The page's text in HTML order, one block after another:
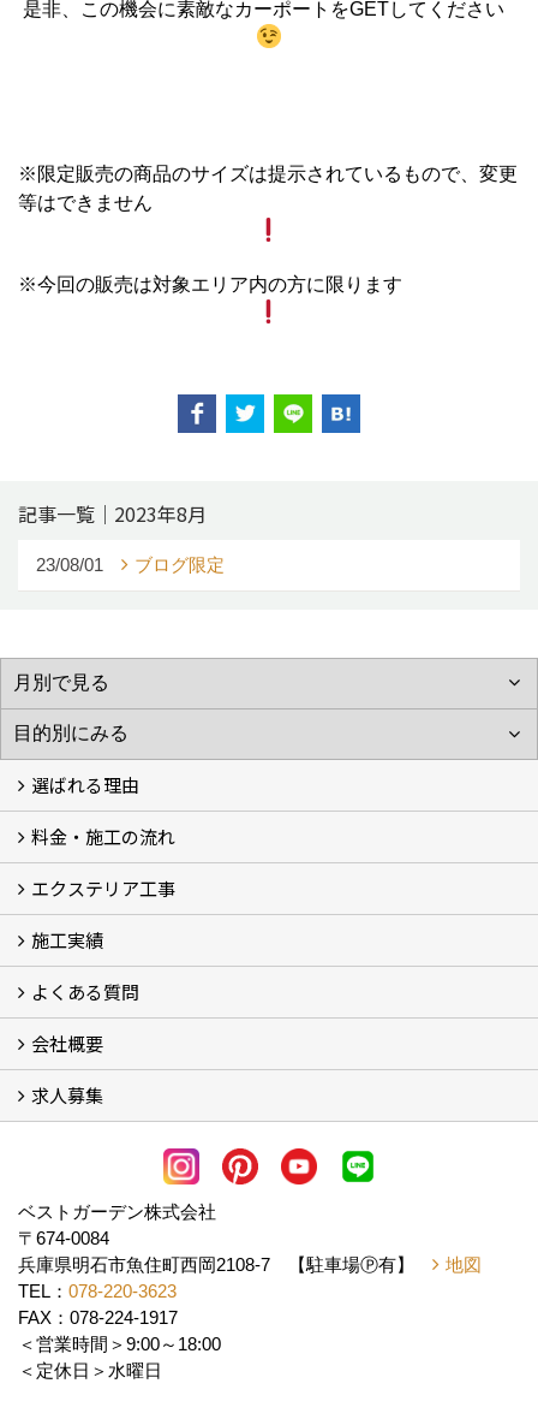
是非、この機会に素敵なカーポートをGETしてください
※限定販売の商品のサイズは提示されているもので、変更
等はできません
※今回の販売は対象エリア内の方に限ります
記事一覧｜2023年8月
23/08/01 ブログ限定
選ばれる理由
選ばれる理由
料金・施工の流れ
料金
施工の流れ
エクステリア工事
エクステリア工事
施工実績
フォトギャラリー
メディア紹介・掲載
お客様の声
よくある質問
よくある質問
会社概要
会社概要
アクセス
スタッフ紹介
スタッフブログ
LINE公式アカウント
求人募集
協力業者様・求人募集 (2)
ベストガーデン株式会社
〒674-0084
兵庫県明石市魚住町西岡2108-7 【駐車場Ⓟ有】
地図
TEL： 078-220-3623
FAX：078-224-1917
＜営業時間＞9:00～18:00
＜定休日＞水曜日